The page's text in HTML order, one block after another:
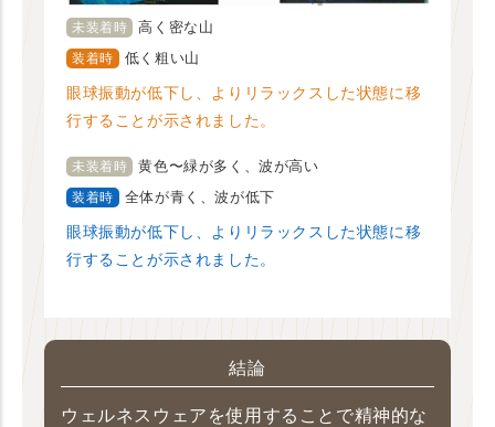
未装着時 高く密な山
装着時 低く粗い山
眼球振動が低下し、よりリラックスした状態に移
行することが示されました。
未装着時 黄色〜緑が多く、波が高い
装着時 全体が青く、波が低下
眼球振動が低下し、よりリラックスした状態に移
行することが示されました。
結論
ウェルネスウェアを使用することで精神的な